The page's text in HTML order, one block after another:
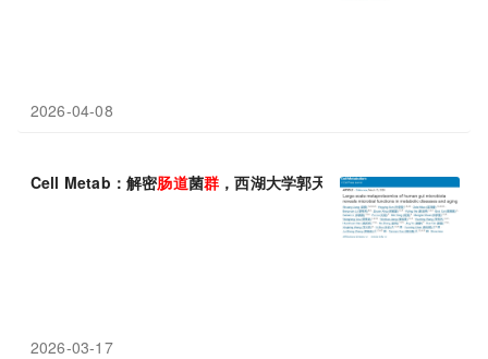
2026-04-08
Cell Metab：解密肠道菌群 ，西湖大学郭天南等揭示肠道微生物
2026-03-17